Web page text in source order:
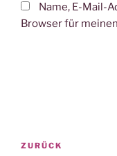
Name, E-Mail-
Browser für
Vorheriger
ZURÜCK